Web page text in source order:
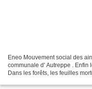
Eneo Mouvement social des
communale d' Autreppe . Enfin
Dans les forêts, les feuilles